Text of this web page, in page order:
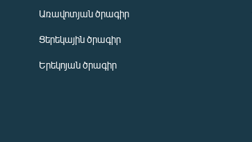
Առավոտյան ծրագիր
Ցերեկային ծրագիր
Երեկոյան ծրագիր